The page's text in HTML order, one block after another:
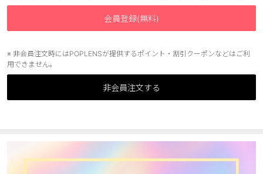
レビュー
総合掲示板
アプリダウンロード
会員登録(無料)
※ 非会員注文時にはPOPLENSが提供するポイント・割引クーポンなどはご利
用できません。
非会員注文する